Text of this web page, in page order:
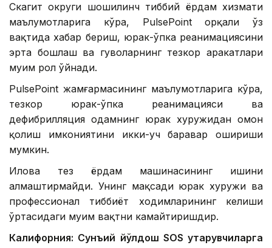
Скагит округи шошилинч тиббий ёрдам хизмати
маълумотларига кўра, PulsePoint орқали ўз
вақтида хабар бериш, юрак-ўпка реанимациясини
эрта бошлаш ва гувоҳларнинг тезкор ҳаракатлари
муҳим рол ўйнади.
PulsePoint жамғармасининг маълумотларига кўра,
тезкор юрак-ўпка реанимацияси ва
дефибрилляция одамнинг юрак хуружидан омон
қолиш имкониятини икки-уч баравар ошириши
мумкин.
Илова тез ёрдам машинасининг ишини
алмаштирмайди. Унинг мақсади юрак хуружи ва
профессионал тиббиёт ходимларининг келиши
ўртасидаги муҳим вақтни камайтиришдир.
Калифорния: Сунъий йўлдош SOS қутқарувчиларга